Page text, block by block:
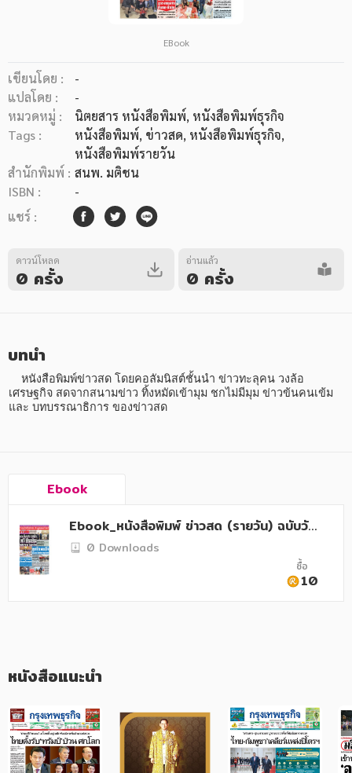
หมวดหมู่ยอดนิยม
อีบุ๊กอ่านฟรี
หมวดหมู่หนังสือ
อาหาร สุขภาพ การแพทย์
ศิลปะ บันเทิง กีฬา ท่องเที่ยว
สังคม วัฒนธรรม การปกครอง ศาสนาและปรัชญา
EBook
เขียนโดย :
-
แปลโดย :
-
หมวดหมู่ :
นิตยสาร หนังสือพิมพ์, หนังสือพิมพ์ธุรกิจ
Tags :
หนังสือพิมพ์, ข่าวสด, หนังสือพิมพ์ธุรกิจ,
หนังสือพิมพ์รายวัน
สำนักพิมพ์ : สนพ. มติชน
ISBN :
-
แชร์ :
ดาวน์โหลด
0 ครั้ง
อ่านแล้ว
0 ครั้ง
บทนำ
เศรษฐกิจ สดจากสนามข่าว ทิ้งหมัดเข้ามุม ชกไม่มีมุม ข่าวข้นคนเข้ม
และ บทบรรณาธิการ ของข่าวสด
Ebook
Ebook_หนังสือพิมพ์ ข่าวสด (รายวัน) ฉบับวัน
ที่ 22 กุมภาพันธ์ 2568
0 Downloads
ซื้อ
10
หนังสือแนะนำ